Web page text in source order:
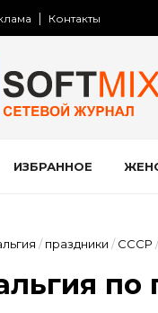
Контакты
ИЗБРАННОЕ
/ праздники / СССР /
по